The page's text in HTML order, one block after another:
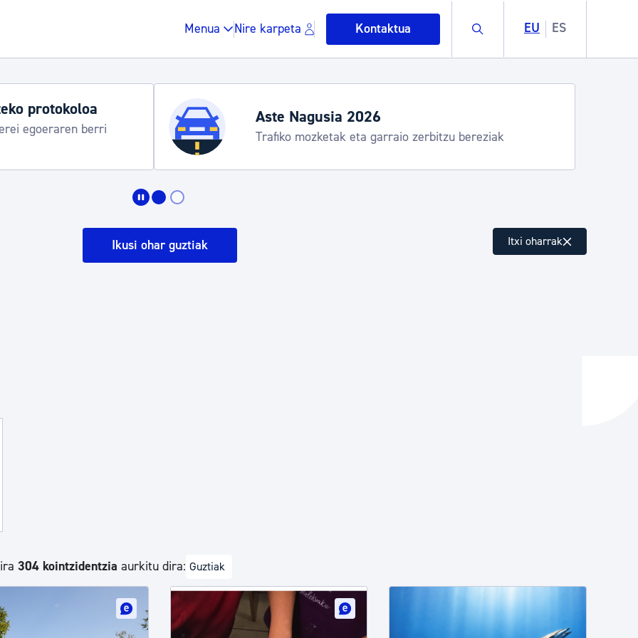
Menua Nire karpeta Kontaktua Buscar EU ES
Gune publikoa, hondakinak eta ingurumena
Udako ordutegiak eta zerbitzuak
Udalinfo, Donostia Kirola, Donostia Kultura, San Telmo,
Urgull, Hondalea, Turismoa
Ikusi ohar guztiak Itxi oharrak
304 kointzidentzia aurkitu dira: Guztiak